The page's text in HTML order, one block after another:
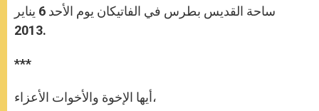
ساحة القديس بطرس في الفاتيكان يوم الأحد 6 يناير
2013.
***
أيها الإخوة والأخوات الأعزاء،